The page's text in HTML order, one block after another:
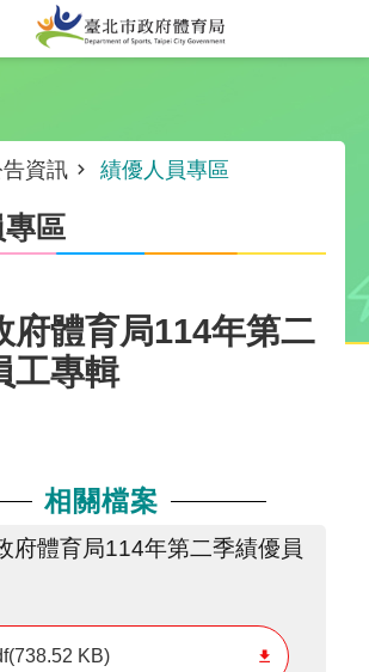
資訊 績優人員專區
區
府體育局114年第二
工專輯
相關檔案
府體育局114年第二季績優員
KB)